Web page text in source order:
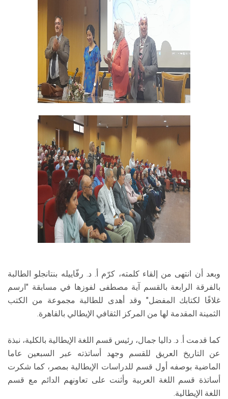
وبعد أن انتهى من إلقاء كلمته، كرّم أ. د. رفّاييله بنتانجلو الطالبة
بالفرقة الرابعة بالقسم آية مصطفى لفوزها في مسابقة "ارسم
غلافًا لكتابك المفضل" وقد أهدى للطالبة مجموعة من الكتب
الثمينة المقدمة لها من المركز الثقافي الإيطالي بالقاهرة.
كما قدمت أ. د. داليا جمال، رئيس قسم اللغة الإيطالية بالكلية، نبذة
عن التاريخ العريق للقسم وجهد أساتذته عبر السبعين عاما
الماضية بوصفه أول قسم للدراسات الإيطالية بمصر، كما شكرت
أساتذة قسم اللغة العربية وأثنت على تعاونهم الدائم مع قسم
اللغة الإيطالية.